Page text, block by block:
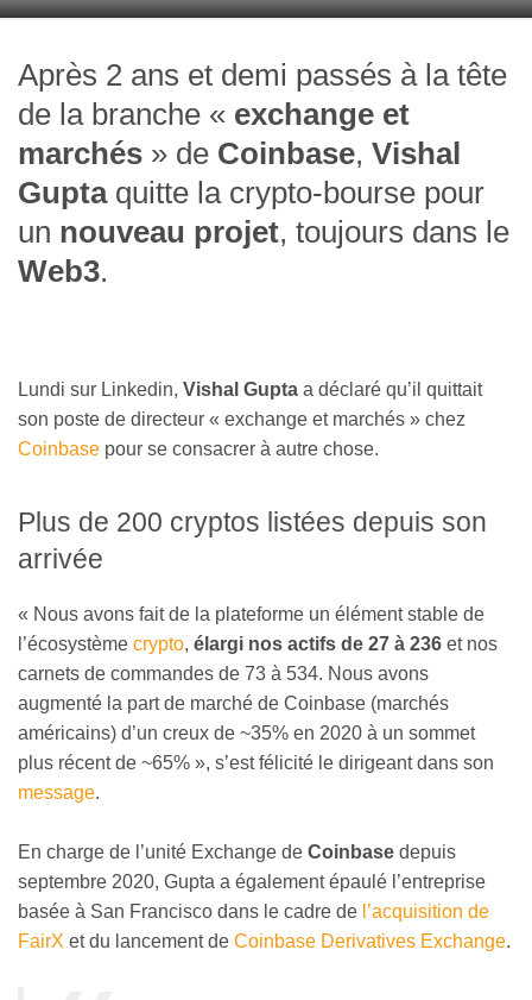
Après 2 ans et demi passés à la tête
de la branche « exchange et
marchés » de Coinbase, Vishal
Guptaquitte la crypto-bourse pour
un nouveau projet, toujours dans le
Web3.
Lundi sur Linkedin, Vishal Gupta a déclaré qu’il quittait
son poste de directeur « exchange et marchés » chez
Coinbase pour se consacrer à autre chose.
Plus de 200 cryptos listées depuis son
arrivée
« Nous avons fait de la plateforme un élément stable de
l’écosystème crypto, élargi nos actifs de 27 à 236 et nos
carnets de commandes de 73 à 534. Nous avons
augmenté la part de marché de Coinbase (marchés
américains) d’un creux de ~35% en 2020 à un sommet
plus récent de ~65% », s’est félicité le dirigeant dans son
message.
En charge de l’unité Exchange de Coinbase depuis
septembre 2020, Gupta a également épaulé l’entreprise
basée à San Francisco dans le cadre de l’acquisition de
FairX et du lancement de Coinbase Derivatives Exchange.